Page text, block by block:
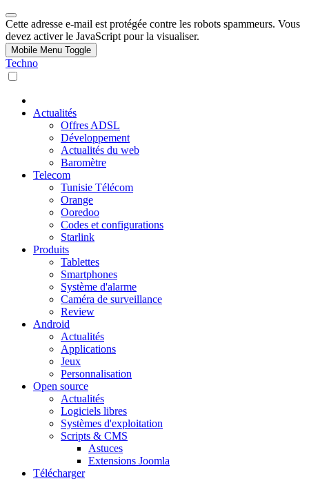
Cette adresse e-mail est protégée contre les robots spammeurs. Vous
devez activer le JavaScript pour la visualiser.
Mobile Menu Toggle
Techno
Actualités
Offres ADSL
Développement
Actualités du web
Baromètre
Telecom
Tunisie Télécom
Orange
Ooredoo
Codes et configurations
Starlink
Produits
Tablettes
Smartphones
Système d'alarme
Caméra de surveillance
Review
Android
Actualités
Applications
Jeux
Personnalisation
Open source
Actualités
Logiciels libres
Systèmes d'exploitation
Scripts & CMS
Astuces
Extensions Joomla
Télécharger